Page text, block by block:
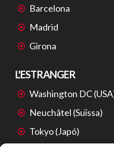
Barcelona
Madrid
Girona
L'ESTRANGER
Washington DC
Neuchâtel (Suïssa)
Tokyo (Japó)